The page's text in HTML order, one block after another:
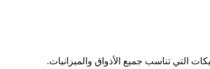
التي تناسب جميع الأذواق والميزانيات.